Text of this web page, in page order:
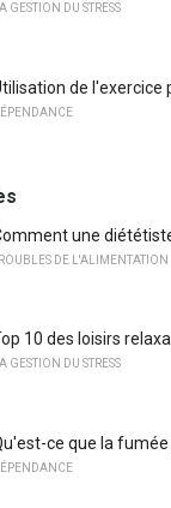
GESTION DU STRESS
de l'exercice
une
DE L'ALIMENTATION
10 des loisirs
GESTION DU STRESS
ce que la